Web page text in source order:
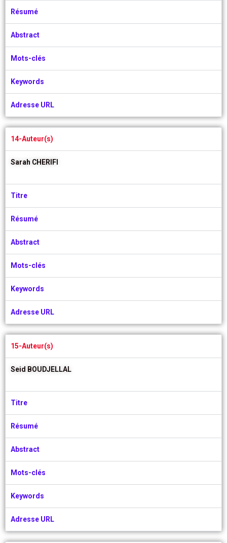
Résumé
Abstract
Mots-clés
Keywords
Adresse URL
14-Auteur(s)
Sarah CHERIFI
Titre
Résumé
Abstract
Mots-clés
Keywords
Adresse URL
15-Auteur(s)
Seid BOUDJELLAL
Titre
Résumé
Abstract
Mots-clés
Keywords
Adresse URL